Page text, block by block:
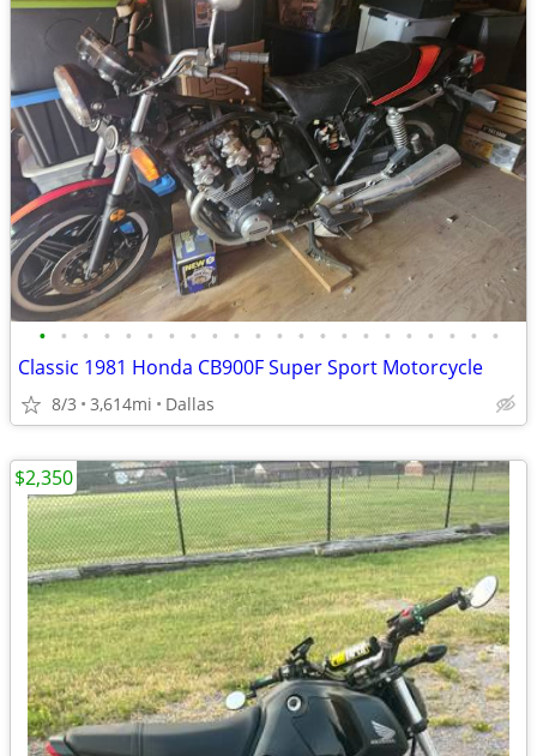
• • • • • • • • • • • • • • • • • • • • • •
Classic 1981 Honda CB900F Super Sport Motorcycle
8/3 3,614mi Dallas
$2,350